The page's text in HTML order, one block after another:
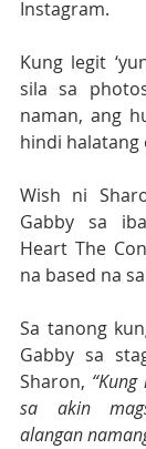
Instagram.
Kung legit
sila sa
naman, ang
hindi halatang
Wish ni
Gabby sa
Heart The
na based na
Sa tanong
Gabby sa
Sharon,
sa akin
alangan